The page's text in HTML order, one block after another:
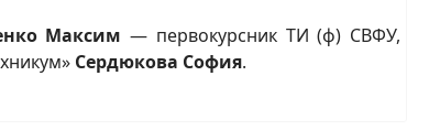
Максим — первокурсник ТИ (ф) СВФУ,
Сердюкова София.